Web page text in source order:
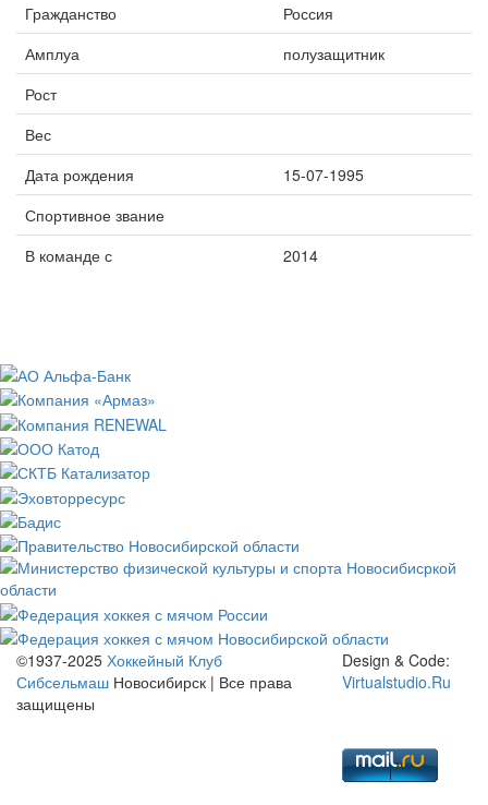
Гражданство
Россия
Амплуа
полузащитник
Рост
Вес
Дата рождения
15-07-1995
Спортивное звание
В команде с
2014
©1937-2025 Хоккейный Клуб
Сибсельмаш Новосибирск | Все права
защищены
Design & Code:
Virtualstudio.Ru